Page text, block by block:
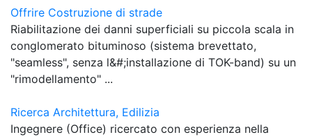
Offrire Costruzione di strade
Riabilitazione dei danni superficiali su piccola scala in
conglomerato bituminoso (sistema brevettato,
"seamless", senza l&#;installazione di TOK-band) su un
"rimodellamento" ...
Ricerca Architettura, Edilizia
Ingegnere (Office) ricercato con esperienza nella